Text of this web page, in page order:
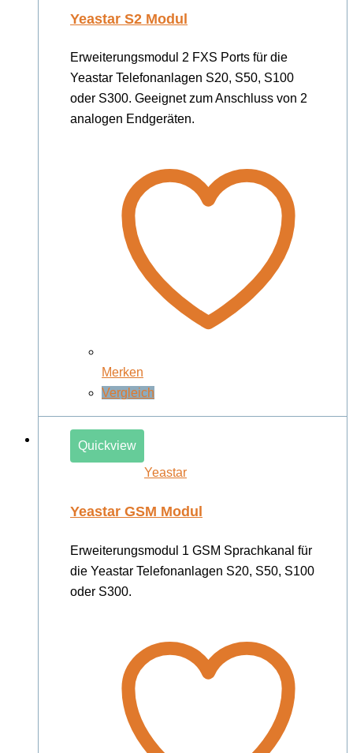
Yeastar S2 Modul
Erweiterungsmodul 2 FXS Ports für die
Yeastar Telefonanlagen S20, S50, S100
oder S300. Geeignet zum Anschluss von 2
analogen Endgeräten.
Merken
Vergleich
Quickview
Yeastar
Yeastar GSM Modul
Erweiterungsmodul 1 GSM Sprachkanal für
die Yeastar Telefonanlagen S20, S50, S100
oder S300.